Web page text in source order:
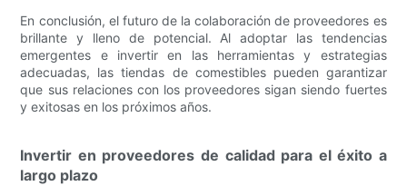
En conclusión, el futuro de la colaboración de proveedores es
brillante y lleno de potencial. Al adoptar las tendencias
emergentes e invertir en las herramientas y estrategias
adecuadas, las tiendas de comestibles pueden garantizar
que sus relaciones con los proveedores sigan siendo fuertes
y exitosas en los próximos años.
Invertir en proveedores de calidad para el éxito a
largo plazo